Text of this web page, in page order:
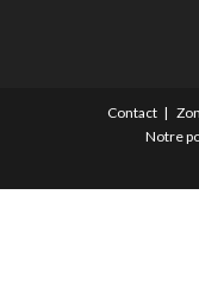
Contact
Notre